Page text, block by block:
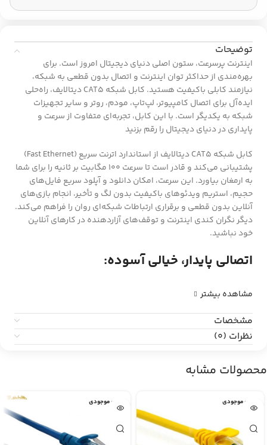
توضیحات
اینترنت پرسرعت، ستون اصلی دنیای دیجیتال امروز است. برای
بهره‌مندی از حداکثر توان اینترنت و اتصال بدون قطعی به شبکه،
نیازمند کابلی باکیفیت هستید. کابل شبکه CAT5 دیتالایف، راه‌حلی
ایده‌آل برای اتصال کامپیوتر، لپ‌تاپ، مودم، روتر و سایر تجهیزات
شبکه به یکدیگر است. با این کابل، تجربه‌ای متفاوت از سرعت و
پایداری در دنیای دیجیتال را رقم بزنید
کابل شبکه CAT5 دیتالایف از استاندارد اترنت سریع (Fast Ethernet)
پشتیبانی می‌کند و قادر است تا سرعت ۱۰۰ مگابیت بر ثانیه را برای شما
به ارمغان بیاورد. این سرعت، امکان دانلود و آپلود سریع فایل‌های
حجیم، استریم ویدئوهای باکیفیت بدون لگ و تأخیر، انجام بازی‌های
آنلاین بدون قطعی و برقراری ارتباطات شبکه‌ای روان را فراهم می‌کند.
دیگر نگران کندی اینترنت و توقف‌های آزاردهنده در کارهای آنلاین
خود نباشید.
اتصالی پایدار، خیالی آسوده:
مشاهده بیشتر
مشخصات
نظرات (0)
محصولات مشابه
اتمام موجودی اتمام موجودی